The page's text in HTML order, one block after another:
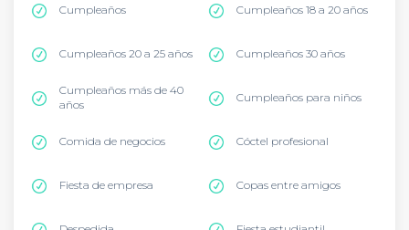
Cumpleaños Cumpleaños 18 a 20 años
Cumpleaños 20 a 25 años Cumpleaños 30 años
Cumpleaños más de 40
años
Cumpleaños para niños
Comida de negocios Cóctel profesional
Fiesta de empresa Copas entre amigos